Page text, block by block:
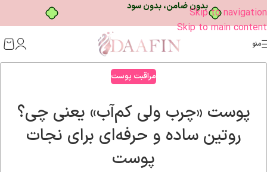
بدون ضامن، بدون سودSkip to navigation
Skip to main content
منو
مراقبت پوست
پوست «چرب ولی کم‌آب» یعنی چی؟
روتین ساده و حرفه‌ای برای نجات
پوست